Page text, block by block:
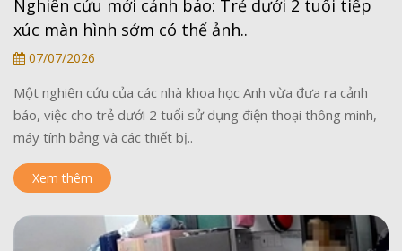
Nghiên cứu mới cảnh báo: Trẻ dưới 2 tuổi tiếp
xúc màn hình sớm có thể ảnh..
07/07/2026
Một nghiên cứu của các nhà khoa học Anh vừa đưa ra cảnh
báo, việc cho trẻ dưới 2 tuổi sử dụng điện thoại thông minh,
máy tính bảng và các thiết bị..
Xem thêm